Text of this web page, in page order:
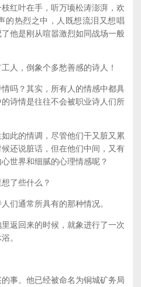
红叶在手，听万顷松涛澎湃，欢
的热烈之中，人既想流泪又想唱
他是刚从喧嚣激烈如同战场一般
人，倒象个多愁善感的诗人！
吗？其实，所有人的情感中都具
诗情是往往不会被职业诗人们所
此的情调，尽管他们干又脏又累
还说脏话，但在他们中间，又有
世界和细腻的心理情感呢？
了些什么？
们通常所具有的那种情况。
返回来的时候，就象进行了一次
。
事。他已经被命名为铜城矿务局